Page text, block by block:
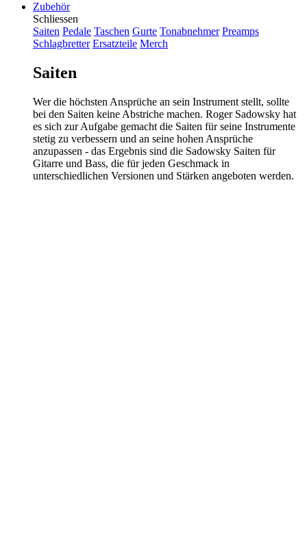
Zubehör
Schliessen
Saiten Pedale Taschen Gurte Tonabnehmer Preamps
Schlagbretter Ersatzteile Merch
Saiten
Wer die höchsten Ansprüche an sein Instrument stellt, sollte
bei den Saiten keine Abstriche machen. Roger Sadowsky hat
es sich zur Aufgabe gemacht die Saiten für seine Instrumente
stetig zu verbessern und an seine hohen Ansprüche
anzupassen - das Ergebnis sind die Sadowsky Saiten für
Gitarre und Bass, die für jeden Geschmack in
unterschiedlichen Versionen und Stärken angeboten werden.